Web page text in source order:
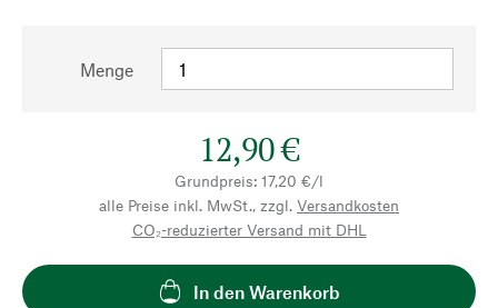
Menge
12,90 €
Grundpreis: 17,20 €/l
alle Preise inkl. MwSt., zzgl. Versandkosten
CO₂-reduzierter Versand mit DHL
In den Warenkorb